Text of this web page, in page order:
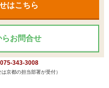
はこちら
らお問合せ
075-343-3008
京都の担当部署が受付）